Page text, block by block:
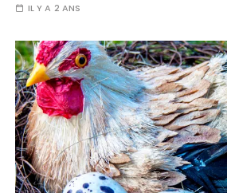
IL Y A 2 ANS